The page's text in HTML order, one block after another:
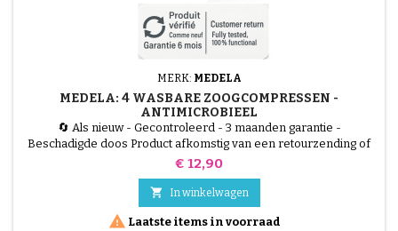
MERK: MEDELA
MEDELA: 4 WASBARE ZOOGCOMPRESSEN -
ANTIMICROBIEEL
🔄 Als nieuw - Gecontroleerd - 3 maanden garantie -
Beschadigde doos Product afkomstig van een retourzending of
beschadigde verpakking, getest door onze technici en 100%
Medela zijn de milieuvriendelijke en hygiënische oplossing voor
melklekkage. Gemaakt van een speciaal antimicrobieel materiaal
dat...
Prijs
€ 12,90
 In winkelwagen
 Laatste items in voorraad